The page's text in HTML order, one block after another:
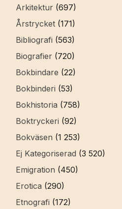
Arkitektur (697)
Årstrycket (171)
Bibliografi (563)
Biografier (720)
Bokbindare (22)
Bokbinderi (53)
Bokhistoria (758)
Boktryckeri (92)
Bokväsen (1 253)
Ej Kategoriserad (3 520)
Emigration (450)
Erotica (290)
Etnografi (172)